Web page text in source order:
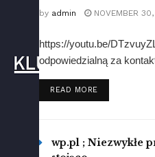
by admin NOVEMBER
https://youtu.be/
odpowiedzialną za
READ MOREDETAILS
wp.pl ; Niezwykłe